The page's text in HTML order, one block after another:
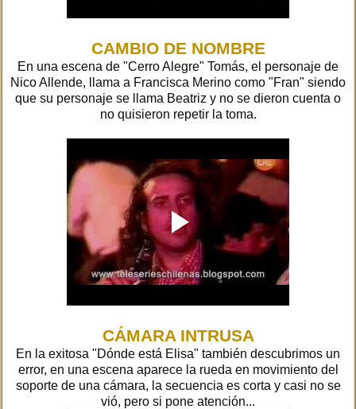
CAMBIO DE NOMBRE
En una escena de "Cerro Alegre" Tomás, el personaje de
Nico Allende, llama a Francisca Merino como "Fran" siendo
que su personaje se llama Beatriz y no se dieron cuenta o
no quisieron repetir la toma.
CÁMARA INTRUSA
En la exitosa "Dónde está Elisa" también descubrimos un
error, en una escena aparece la rueda en movimiento del
soporte de una cámara, la secuencia es corta y casi no se
vió, pero si pone atención...